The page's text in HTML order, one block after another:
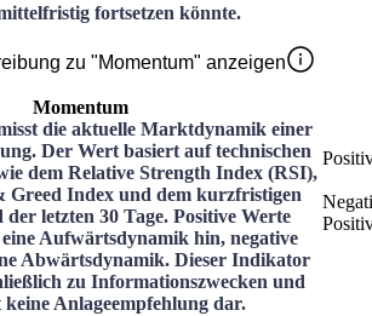
fortsetzen könnte.
zu "Momentum" anzeigen
Momentum
die aktuelle Marktdynamik einer
Der Wert basiert auf technischen
dem Relative Strength Index (RSI),
Greed Index und dem kurzfristigen
der letzten 30 Tage. Positive Werte
Aufwärtsdynamik hin, negative
Abwärtsdynamik. Dieser Indikator
zu Informationszwecken und
keine Anlageempfehlung dar.